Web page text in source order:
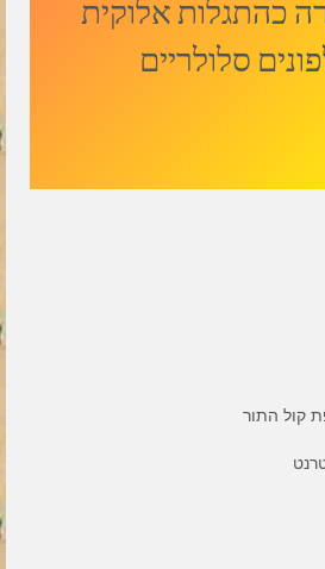
כהתגלות אלוקית
סלולריים
קול התור